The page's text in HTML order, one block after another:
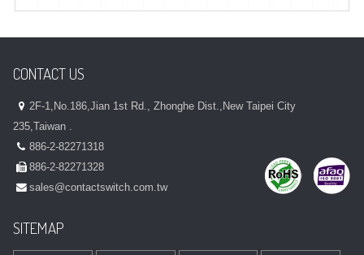
CONTACT US
2F-1,No.186,Jian 1st Rd., Zhonghe Dist.,New Taipei City
235,Taiwan .
886-2-82271318
886-2-82271328
sales@contactswitch.com.tw
SITEMAP